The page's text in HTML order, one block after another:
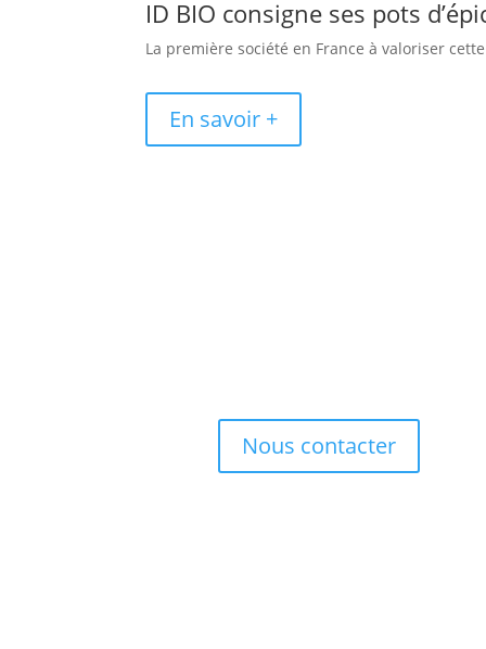
ID BIO consigne ses pots
La première société en France à valoriser
En savoir +
Nous contacter